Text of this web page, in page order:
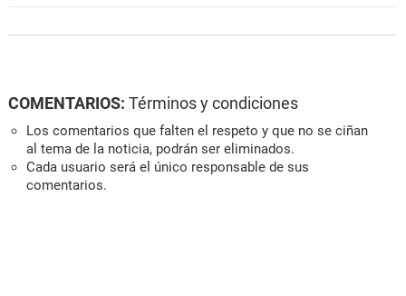
COMENTARIOS: Términos y condiciones
Los comentarios que falten el respeto y que no se ciñan
al tema de la noticia, podrán ser eliminados.
Cada usuario será el único responsable de sus
comentarios.